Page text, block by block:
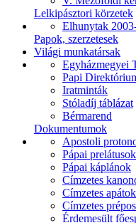
Lelkipásztori körzetek
Elhunytak
Papok, szerzetesek
Világi munkatársak
Egyházmegyei
Papi
Iratminták
Stóladíj táblázat
Bérmarend
Dokumentumok
Apostoli
Pápai prelátusok
Pápai káplánok
Címzetes
Címzetes apátok
Címzetes
Érdemesült